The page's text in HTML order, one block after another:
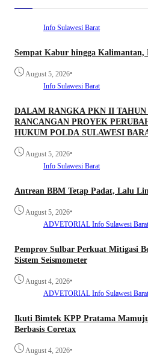
Info Sulawesi Barat
Sempat Kabur hingga Kalimantan,
August 5, 2026•
Info Sulawesi Barat
DALAM RANGKA PKN II
RANCANGAN PROYEK
HUKUM POLDA SULAWESI
August 5, 2026•
Info Sulawesi Barat
Antrean BBM Tetap Padat, Lalu
August 5, 2026•
ADVETORIAL Info Sulawesi Barat
Pemprov Sulbar Perkuat Mitigasi
Sistem Seismometer
August 4, 2026•
ADVETORIAL Info Sulawesi Barat
Ikuti Bimtek KPP Pratama
Berbasis Coretax
August 4, 2026•